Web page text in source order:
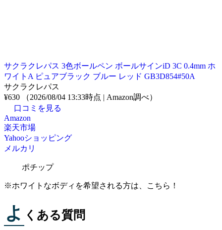
サクラクレパス 3色ボールペン ボールサインiD 3C 0.4mm ホ
ワイトA ピュアブラック ブルー レッド GB3D854#50A
サクラクレパス
¥630
（2026/08/04 13:33時点 | Amazon調べ）
口コミを見る
Amazon
楽天市場
Yahooショッピング
メルカリ
ポチップ
※ホワイトなボディを希望される方は、こちら！
よ くある質問